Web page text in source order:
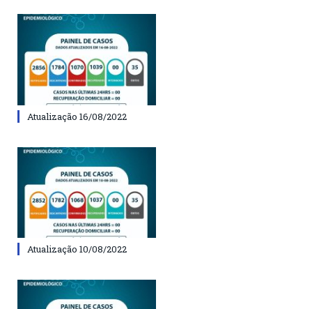
Atualização 16/08/2022
Atualização 10/08/2022